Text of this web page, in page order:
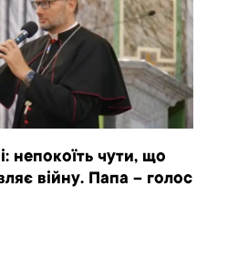
непокоїть чути, що
війну. Папа – голос